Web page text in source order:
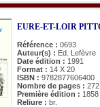
EURE-ET-LOIR
Référence : 0693
Auteur(s) : Ed. Lefèvre
Date édition : 1991
Format : 14 X 20
ISBN : 9782877606400
Nombre de pages : 272
Première édition : 1858
Reliure : br.